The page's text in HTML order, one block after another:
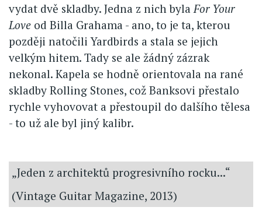
vydat dvě skladby. Jedna z nich byla For Your
Love od Billa Grahama - ano, to je ta, kterou
později natočili Yardbirds a stala se jejich
velkým hitem. Tady se ale žádný zázrak
nekonal. Kapela se hodně orientovala na rané
skladby Rolling Stones, což Banksovi přestalo
rychle vyhovovat a přestoupil do dalšího tělesa
- to už ale byl jiný kalibr.
„Jeden z architektů progresivního rocku...“
(Vintage Guitar Magazine, 2013)